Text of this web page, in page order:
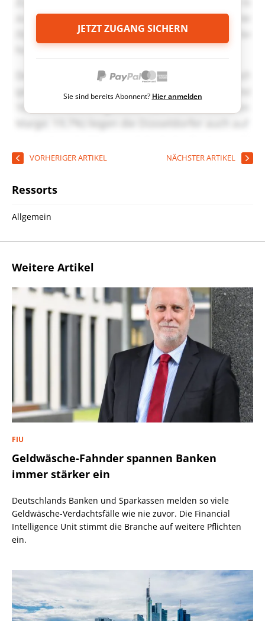
JETZT ZUGANG SICHERN
Sie sind bereits Abonnent? Hier anmelden
VORHERIGER ARTIKEL NÄCHSTER ARTIKEL
Ressorts
Allgemein
Weitere Artikel
FIU
Geldwäsche-Fahnder spannen Banken
immer stärker ein
Deutschlands Banken und Sparkassen melden so viele
Geldwäsche-Verdachtsfälle wie nie zuvor. Die Financial
Intelligence Unit stimmt die Branche auf weitere Pflichten
ein.